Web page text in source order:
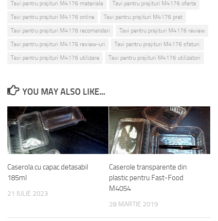
Tavi pentru prajituri M4176 materiale
Tavi pentru prajituri M4176 oferte
Tavi pentru prajituri M4176 online
Tavi pentru prajituri M4176 pret
Tavi pentru prajituri M4176 recomandari
Tavi pentru prajituri M4176 review
Tavi pentru prajituri M4176 review-uri
Tavi pentru prajituri M4176 sfaturi.
Tavi pentru prajituri M4176 utilizare
Tavi pentru prajituri M4176 utilizatori
YOU MAY ALSO LIKE...
Caserola cu capac detasabil
185ml
21 IULIE 2023
Caserole transparente din
plastic pentru Fast-Food
M4054
28 MARTIE 2019